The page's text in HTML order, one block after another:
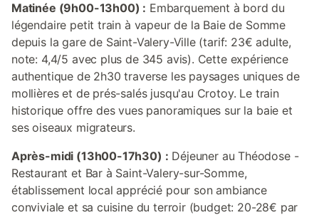
Matinée (9h00-13h00) : Embarquement à bord du
légendaire petit train à vapeur de la Baie de Somme
depuis la gare de Saint-Valery-Ville (tarif: 23€ adulte,
note: 4,4/5 avec plus de 345 avis). Cette expérience
authentique de 2h30 traverse les paysages uniques de
mollières et de prés-salés jusqu'au Crotoy. Le train
historique offre des vues panoramiques sur la baie et
ses oiseaux migrateurs.
Après-midi (13h00-17h30) : Déjeuner au Théodose -
Restaurant et Bar à Saint-Valery-sur-Somme,
établissement local apprécié pour son ambiance
conviviale et sa cuisine du terroir (budget: 20-28€ par